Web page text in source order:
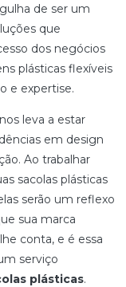
de ser um
que
dos negócios
plásticas flexíveis
e expertise.
leva a estar
em design
Ao trabalhar
sacolas plásticas
serão um reflexo
sua marca
conta, e é essa
serviço
plásticas.